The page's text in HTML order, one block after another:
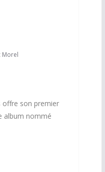
Morel
offre son premier
album nommé